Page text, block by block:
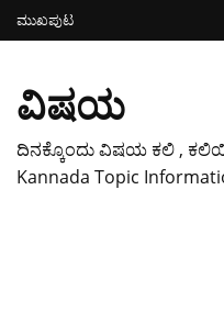
ಮುಖಪುಟ
ವಿಷಯ
ದಿನಕ್ಕೊಂದು ವಿಷಯ ಕಲಿ ,
Kannada Topic